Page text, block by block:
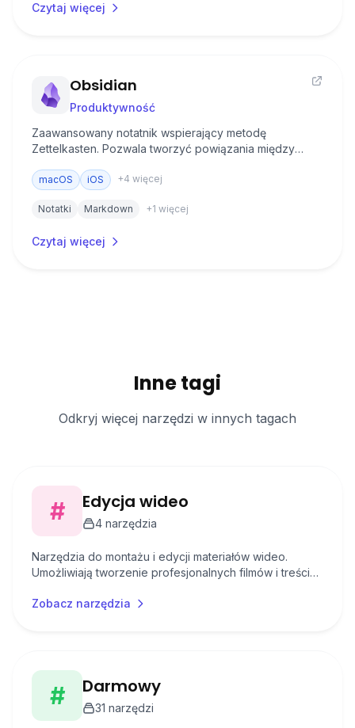
Czytaj więcej
Obsidian
Produktywność
Zaawansowany notatnik wspierający metodę
Zettelkasten. Pozwala tworzyć powiązania między
dla osób, które chcą lepiej zorganizować swoje zapiski
macOS iOS +4 więcej
Notatki Markdown +1 więcej
Czytaj więcej
Inne tagi
Odkryj więcej narzędzi w innych tagach
# Edycja wideo
4 narzędzia
Narzędzia do montażu i edycji materiałów wideo.
Umożliwiają tworzenie profesjonalnych filmów i treści
Zobacz narzędzia
# Darmowy
31 narzędzi